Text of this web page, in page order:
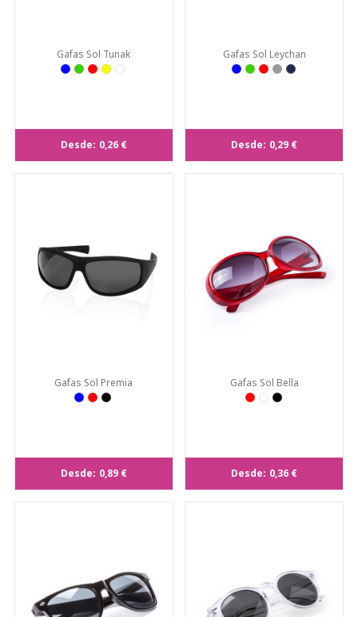
Gafas Sol Tunak
Desde: 0,26 €
Gafas Sol Leychan
Desde: 0,29 €
Gafas Sol Premia
Desde: 0,89 €
Gafas Sol Bella
Desde: 0,36 €